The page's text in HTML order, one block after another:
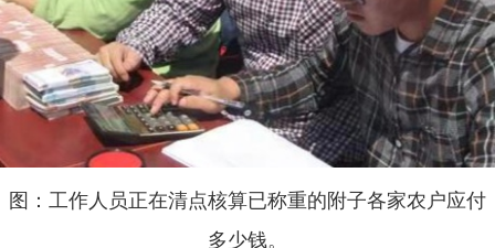
图：工作人员正在清点核算已称重的附子各家农户应付
多少钱。